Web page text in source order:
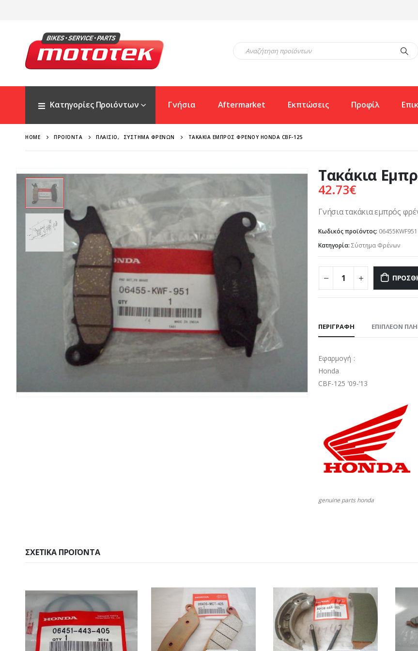
Κατηγορίες Προιόντων Γνήσια Aftermarket Εκπτώσεις Προφίλ
HOME ΠΡΟΪΌΝΤΑ ΠΛΑΊΣΙΟ, ΣΎΣΤΗΜΑ ΦΡΈΝΩΝ ΤΑΚΆΚΙΑ ΕΜΠΡΌΣ ΦΡΈΝΟΥ HONDA CBF-125
Τακάκια
42.73€
Γνήσια τακάκια εμπρός
Κωδικός προϊόντος: 06455KWF951
Κατηγορία: Σύστημα Φρένων
ΠΕΡΙΓΡΑΦΉ ΕΠΙΠΛΈΟΝ
Εφαρμογή :
Honda
CBF-125 ’09-’13
genuine parts honda
ΣΧΕΤΙΚΆ ΠΡΟΪΌΝΤΑ